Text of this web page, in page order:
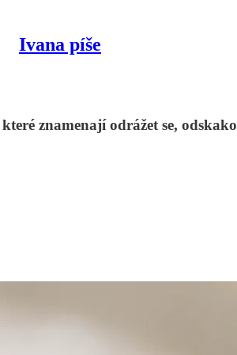
Ivana píše
znamenají odrážet se,